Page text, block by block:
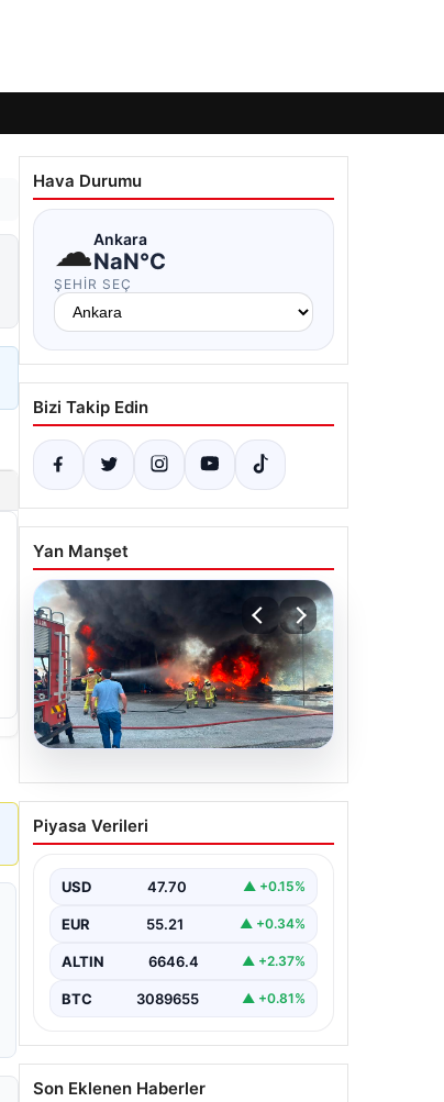
Hava Durumu
☁Ankara
NaN°C
ŞEHIR SEÇ
Bizi Takip Edin
Yan Manşet
Dumanlar ilçeyi kapladı:
Bursa’da tamirhanede
Piyasa Verileri
USD 47.70 ▲ +0.15%
EUR 55.21 ▲ +0.34%
ALTIN 6646.4 ▲ +2.37%
BTC 3089655 ▲ +0.81%
Son Eklenen Haberler